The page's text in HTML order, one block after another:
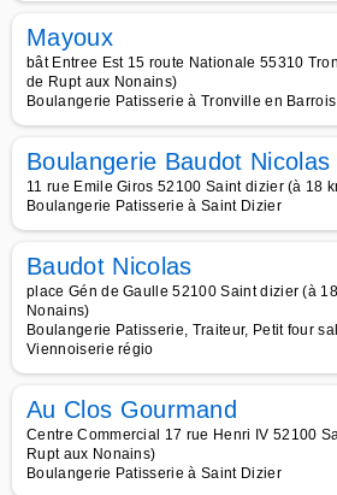
Mayoux
bât Entree Est 15 route Nationale 55310
de Rupt aux Nonains)
Boulangerie Patisserie à Tronville en Barrois
Boulangerie Baudot Nicolas
11 rue Emile Giros 52100 Saint dizier (à 18
Boulangerie Patisserie à Saint Dizier
Baudot Nicolas
place Gén de Gaulle 52100 Saint dizier (à
Nonains)
Boulangerie Patisserie, Traiteur, Petit four
Viennoiserie régio
Au Clos Gourmand
Centre Commercial 17 rue Henri IV 52100
Rupt aux Nonains)
Boulangerie Patisserie à Saint Dizier